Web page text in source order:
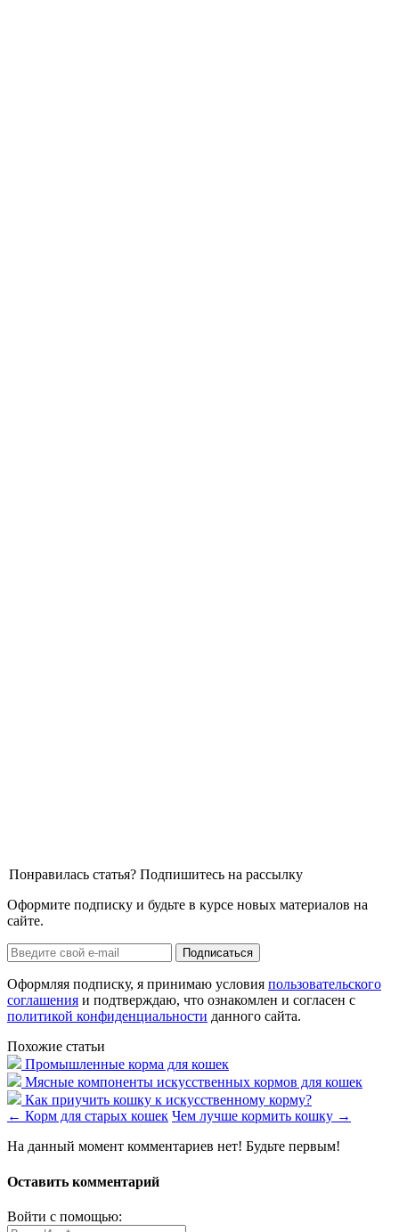
Понравилась статья? Подпишитесь на рассылку
Оформите подписку и будьте в курсе новых материалов на
сайте.
Оформляя подписку, я принимаю условия пользовательского
соглашения и подтверждаю, что ознакомлен и согласен с
политикой конфиденциальности данного сайта.
Похожие статьи
Промышленные корма для кошек
Мясные компоненты искусственных кормов для кошек
Как приучить кошку к искусственному корму?
← Корм для старых кошек Чем лучше кормить кошку →
На данный момент комментариев нет! Будьте первым!
Оставить комментарий
Войти с помощью: